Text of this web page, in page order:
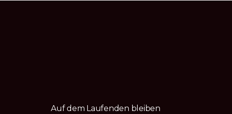
Auf dem Laufenden bleiben